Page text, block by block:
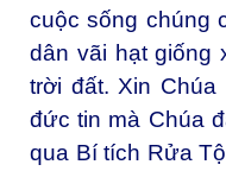
cuộc sống chúng
dân vãi hạt giống
trời đất. Xin
đức tin mà Chúa
qua Bí tích Rửa